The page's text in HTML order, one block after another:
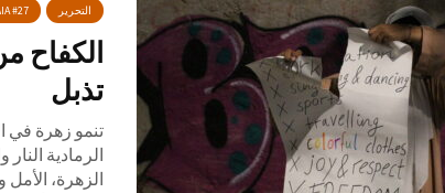
التحرير #27
الكفاح
تذبل
تنمو زهرة في
الرمادية
الزهرة، الأمل